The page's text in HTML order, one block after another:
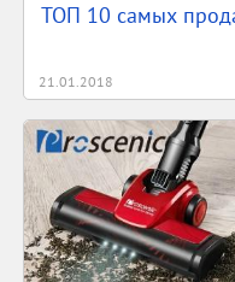
ТОП 10 самых
21.01.2018